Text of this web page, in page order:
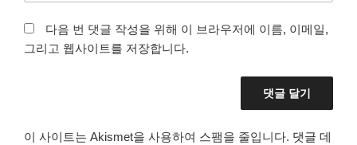
다음 번 댓글 작성을 위해 이 브라우저에 이름, 이메일,
그리고 웹사이트를 저장합니다.
이 사이트는 Akismet을 사용하여 스팸을 줄입니다. 댓글 데